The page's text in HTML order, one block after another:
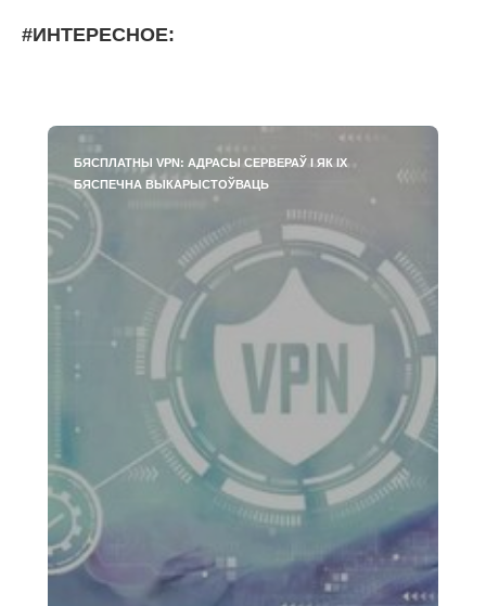
#ИНТЕРЕСНОЕ:
БЯСПЛАТНЫ VPN: АДРАСЫ СЕРВЕРАЎ І ЯК ІХ
БЯСПЕЧНА ВЫКАРЫСТОЎВАЦЬ